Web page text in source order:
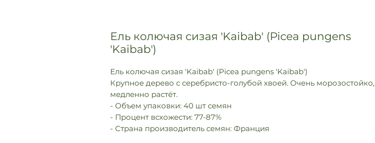
Ель колючая сизая 'Kaibab' (Picea pungens
'Kaibab')
Ель колючая сизая 'Kaibab' (Picea pungens 'Kaibab')
Крупное дерево с серебристо-голубой хвоей. Очень морозостойко,
медленно растёт.
- Объем упаковки: 40 шт семян
- Процент всхожести: 77-87%
- Страна производитель семян: Франция